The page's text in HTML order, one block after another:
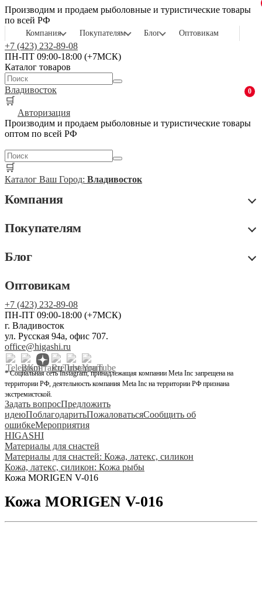
Производим и продаем рыболовные и туристические товары
по всей РФ
Компания Покупателям Блог Оптовикам
+7 (423) 232-89-08
ПН-ПТ 09:00-18:00 (+7МСК)
Каталог товаров
Владивосток
🛒
0
Авторизация
Производим и продаем рыболовные и туристические товары
оптом по всей РФ
🛒
Каталог Ваш Город: Владивосток
Компания
Покупателям
Блог
Оптовикам
+7 (423) 232-89-08
ПН-ПТ 09:00-18:00 (+7МСК)
г. Владивосток
ул. Русская 94а, офис 707.
office@higashi.ru
* Социальная сеть Instagram, принадлежащая компании Meta Inc запрещена на
территории РФ, деятельность компания Meta Inc на территории РФ признана
экстремистской.
Задать вопросПредложить
идеюПоблагодаритьПожаловатьсяСообщить об
ошибкеМероприятия
HIGASHI
Материалы для снастей
Материалы для снастей: Кожа, латекс, силикон
Кожа, латекс, силикон: Кожа рыбы
Кожа MORIGEN V-016
Кожа MORIGEN V-016